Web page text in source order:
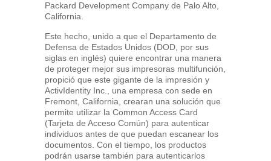
Packard Development Company de Palo Alto,
California.
Este hecho, unido a que el Departamento de
Defensa de Estados Unidos (DOD, por sus
siglas en inglés) quiere encontrar una manera
de proteger mejor sus impresoras multifunción,
propició que este gigante de la impresión y
ActivIdentity Inc., una empresa con sede en
Fremont, California, crearan una solución que
permite utilizar la Common Access Card
(Tarjeta de Acceso Común) para autenticar
individuos antes de que puedan escanear los
documentos. Con el tiempo, los productos
podrán usarse también para autenticarlos